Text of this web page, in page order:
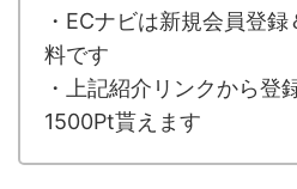
・ECナビは新規会員登
料です
・上記紹介リンクから登
1500Pt貰えます